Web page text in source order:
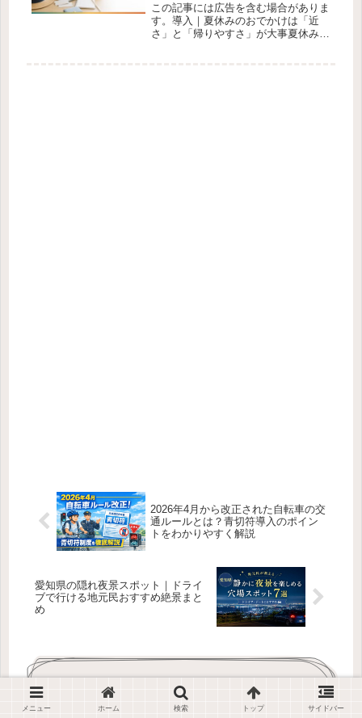
この記事には広告を含む場合がありま
す。導入｜夏休みのおでかけは「近
さ」と「帰りやすさ」が大事夏休みに
2026年4月から改正された自転車の交
通ルールとは？青切符導入のポイン
トをわかりやすく解説
愛知県の隠れ夜景スポット｜ドライ
ブで行ける地元民おすすめ絶景まと
め
コメント
メニュー ホーム 検索 トップ サイドバー